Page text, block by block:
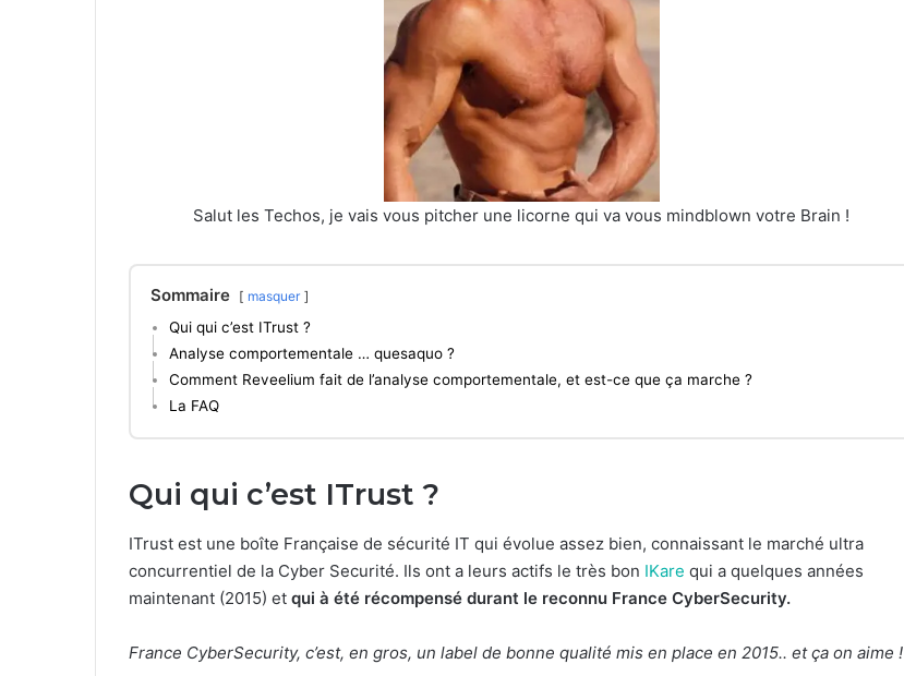
Salut les Techos, je vais vous pitcher une licorne qui va vous mindblown votre Brain !
Sommaire masquer
Qui qui c’est ITrust ?
Analyse comportementale … quesaquo ?
Comment Reveelium fait de l’analyse comportementale, et est-ce que ça marche ?
La FAQ
Qui qui c’est ITrust ?
ITrust est une boîte Française de sécurité IT qui évolue assez bien, connaissant le marché ultra
concurrentiel de la Cyber Securité. Ils ont a leurs actifs le très bon IKare qui a quelques années
maintenant (2015) et qui à été récompensé durant le reconnu France CyberSecurity.
France CyberSecurity, c’est, en gros, un label de bonne qualité mis en place en 2015.. et ça on aime !